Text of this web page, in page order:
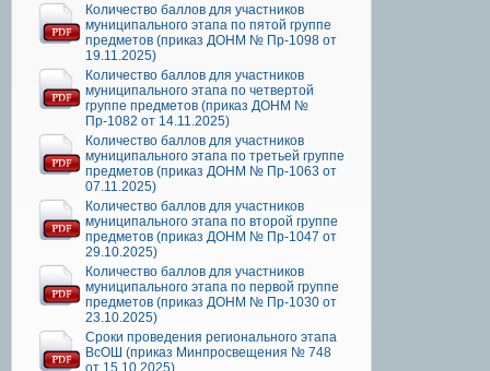
Количество баллов для участников
муниципального этапа по пятой группе
предметов (приказ ДОНМ № Пр-1098 от
19.11.2025)
Количество баллов для участников
муниципального этапа по четвертой
группе предметов (приказ ДОНМ №
Пр-1082 от 14.11.2025)
Количество баллов для участников
муниципального этапа по третьей группе
предметов (приказ ДОНМ № Пр-1063 от
07.11.2025)
Количество баллов для участников
муниципального этапа по второй группе
предметов (приказ ДОНМ № Пр-1047 от
29.10.2025)
Количество баллов для участников
муниципального этапа по первой группе
предметов (приказ ДОНМ № Пр-1030 от
23.10.2025)
Сроки проведения регионального этапа
ВсОШ (приказ Минпросвещения № 748
от 15.10.2025)